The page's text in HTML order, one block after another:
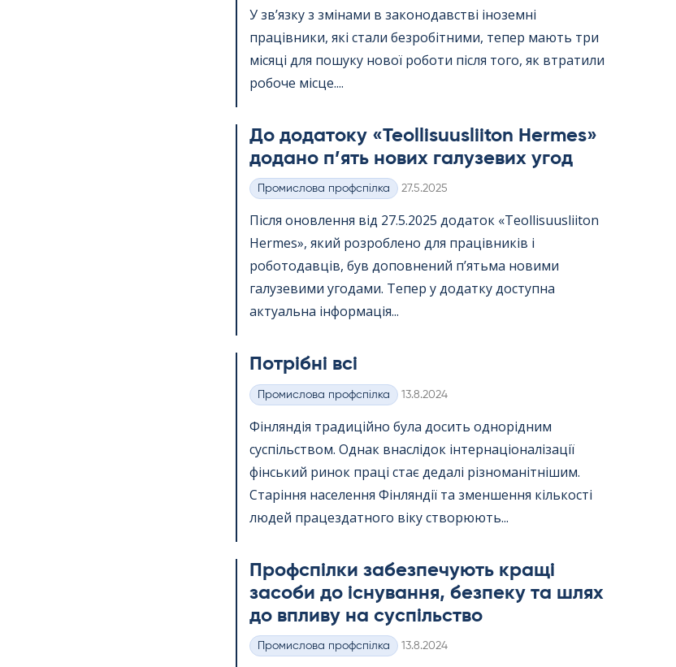
У зв’язку з змінами в законодавстві іноземні
працівники, які стали безробітними, тепер мають три
місяці для пошуку нової роботи після того, як втратили
робоче місце....
До додатоку «Teol­li­suus­lii­ton Her­mes»
додано п’ять нових галузевих угод
Категорії
Промислова профспілка Kirjoitettu
27.5.2025
Після оновлення від 27.5.2025 додаток «Teol­li­suus­lii­ton
Her­mes», який розроблено для працівників і
роботодавців, був доповнений п’ятьма новими
галузевими угодами. Тепер у додатку доступна
актуальна інформація...
Потрібні всі
Категорії
Промислова профспілка Kirjoitettu
13.8.2024
Фінляндія традиційно була досить однорідним
суспільством. Однак внаслідок інтернаціоналізації
фінський ринок праці стає дедалі різноманітнішим.
Старіння населення Фінляндії та зменшення кількості
людей працездатного віку створюють...
Профспілки забезпечують кращі
засоби до існування, безпеку та шлях
до впливу на суспільство
Категорії
Промислова профспілка Kirjoitettu
13.8.2024